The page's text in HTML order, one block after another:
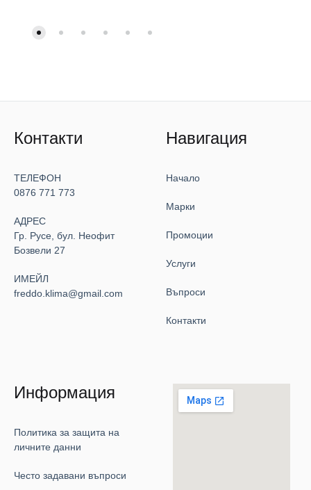
Контакти
ТЕЛЕФОН
0876 771 773
АДРЕС
Гр. Русе, бул. Неофит
Бозвели 27
ИМЕЙЛ
freddo.klima@gmail.com
Навигация
Начало
Марки
Промоции
Услуги
Въпроси
Контакти
Информация
Политика за защита на
личните данни
Често задавани въпроси